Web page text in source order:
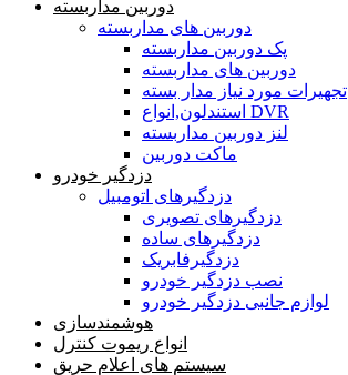
دوربین مداربسته
دوربین های مداربسته
پک دوربین مداربسته
دوربین های مداربسته
تجهیرات مورد نیاز مدار بسته
استندلون,انواع DVR
لنز دوربین مداربسته
ماکت دوربین
دزدگیر خودرو
دزدگیرهای اتومبیل
دزدگیرهای تصویری
دزدگیرهای ساده
دزدگیرفابریک
نصب دزدگیر خودرو
لوازم جانبی دزدگیر خودرو
هوشمندسازی
انواع ریموت کنترل
سیستم های اعلام حریق